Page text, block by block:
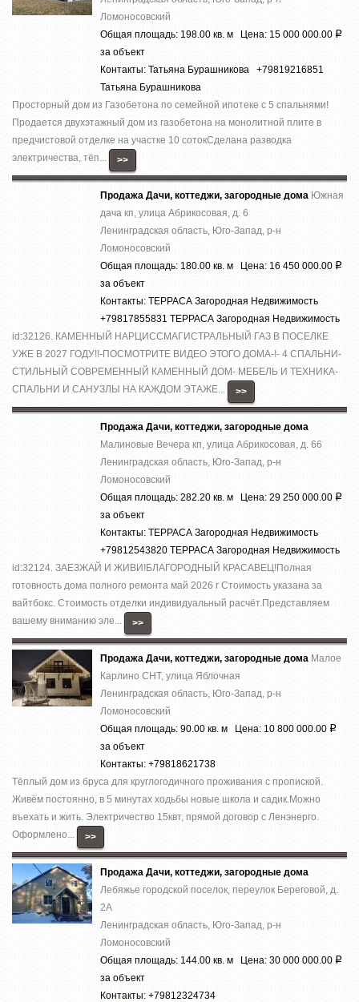
Ломоносовский
Общая площадь: 198.00 кв. м Цена: 15 000 000.00 Р
за объект
Контакты: Татьяна Бурашникова +79819216851
Татьяна Бурашникова
Просторный дом из Газобетона по семейной ипотеке с 5 спальнями!
Продается двухэтажный дом из газобетона на монолитной плите в
предчистовой отделке на участке 10 сотокСделана разводка
электричества, тёп...
>>
Продажа Дачи, коттеджи, загородные дома Южная
дача кп, улица Абрикосовая, д. 6
Ленинградская область, Юго-Запад, р-н
Ломоносовский
Общая площадь: 180.00 кв. м Цена: 16 450 000.00 Р
за объект
Контакты: ТЕРРАСА Загородная Недвижимость
+79817855831 ТЕРРАСА Загородная Недвижимость
id:32126. КАМЕННЫЙ НАРЦИССМАГИСТРАЛЬНЫЙ ГАЗ В ПОСЕЛКЕ
УЖЕ В 2027 ГОДУ!!-ПОСМОТРИТЕ ВИДЕО ЭТОГО ДОМА-!- 4 СПАЛЬНИ-
СТИЛЬНЫЙ СОВРЕМЕННЫЙ КАМЕННЫЙ ДОМ- МЕБЕЛЬ И ТЕХНИКА-
СПАЛЬНИ И САНУЗЛЫ НА КАЖДОМ ЭТАЖЕ...
>>
Продажа Дачи, коттеджи, загородные дома
Малиновые Вечера кп, улица Абрикосовая, д. 66
Ленинградская область, Юго-Запад, р-н
Ломоносовский
Общая площадь: 282.20 кв. м Цена: 29 250 000.00 Р
за объект
Контакты: ТЕРРАСА Загородная Недвижимость
+79812543820 ТЕРРАСА Загородная Недвижимость
id:32124. ЗАЕЗЖАЙ И ЖИВИ!БЛАГОРОДНЫЙ КРАСАВЕЦ!Полная
готовность дома полного ремонта май 2026 г Стоимость указана за
вайтбокс. Стоимость отделки индивидуальный расчёт.Представляем
вашему вниманию эле...
>>
Продажа Дачи, коттеджи, загородные дома Малое
Карлино СНТ, улица Яблочная
Ленинградская область, Юго-Запад, р-н
Ломоносовский
Общая площадь: 90.00 кв. м Цена: 10 800 000.00 Р
за объект
Контакты: +79818621738
Тёплый дом из бруса для круглогодичного проживания с пропиской.
Живём постоянно, в 5 минутах ходьбы новые школа и садик.Можно
въехать и жить. Электричество 15квт, прямой договор с Ленэнерго.
Оформлено...
>>
Продажа Дачи, коттеджи, загородные дома
Лебяжье городской поселок, переулок Береговой, д.
2А
Ленинградская область, Юго-Запад, р-н
Ломоносовский
Общая площадь: 144.00 кв. м Цена: 30 000 000.00 Р
за объект
Контакты: +79812324734